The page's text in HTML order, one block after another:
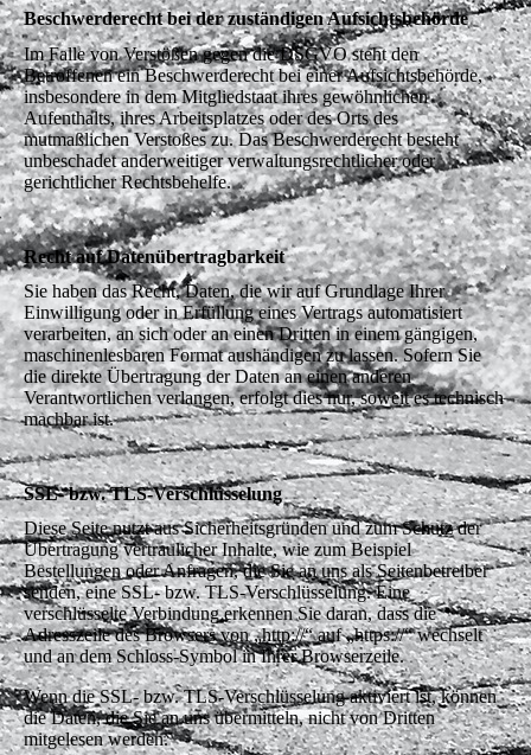
Beschwerderecht bei der zuständigen Aufsichtsbehörde
Im Falle von Verstößen gegen die DSGVO steht den
Betroffenen ein Beschwerderecht bei einer Aufsichtsbehörde,
insbesondere in dem Mitgliedstaat ihres gewöhnlichen
Aufenthalts, ihres Arbeitsplatzes oder des Orts des
mutmaßlichen Verstoßes zu. Das Beschwerderecht besteht
unbeschadet anderweitiger verwaltungsrechtlicher oder
gerichtlicher Rechtsbehelfe.
Recht auf Datenübertragbarkeit
Sie haben das Recht, Daten, die wir auf Grundlage Ihrer
Einwilligung oder in Erfüllung eines Vertrags automatisiert
verarbeiten, an sich oder an einen Dritten in einem gängigen,
maschinenlesbaren Format aushändigen zu lassen. Sofern Sie
die direkte Übertragung der Daten an einen anderen
Verantwortlichen verlangen, erfolgt dies nur, soweit es technisch
machbar ist.
SSL- bzw. TLS-Verschlüsselung
Diese Seite nutzt aus Sicherheitsgründen und zum Schutz der
Übertragung vertraulicher Inhalte, wie zum Beispiel
Bestellungen oder Anfragen, die Sie an uns als Seitenbetreiber
senden, eine SSL- bzw. TLS-Verschlüsselung. Eine
verschlüsselte Verbindung erkennen Sie daran, dass die
Adresszeile des Browsers von „http://“ auf „https://“ wechselt
und an dem Schloss-Symbol in Ihrer Browserzeile.
Wenn die SSL- bzw. TLS-Verschlüsselung aktiviert ist, können
die Daten, die Sie an uns übermitteln, nicht von Dritten
mitgelesen werden.